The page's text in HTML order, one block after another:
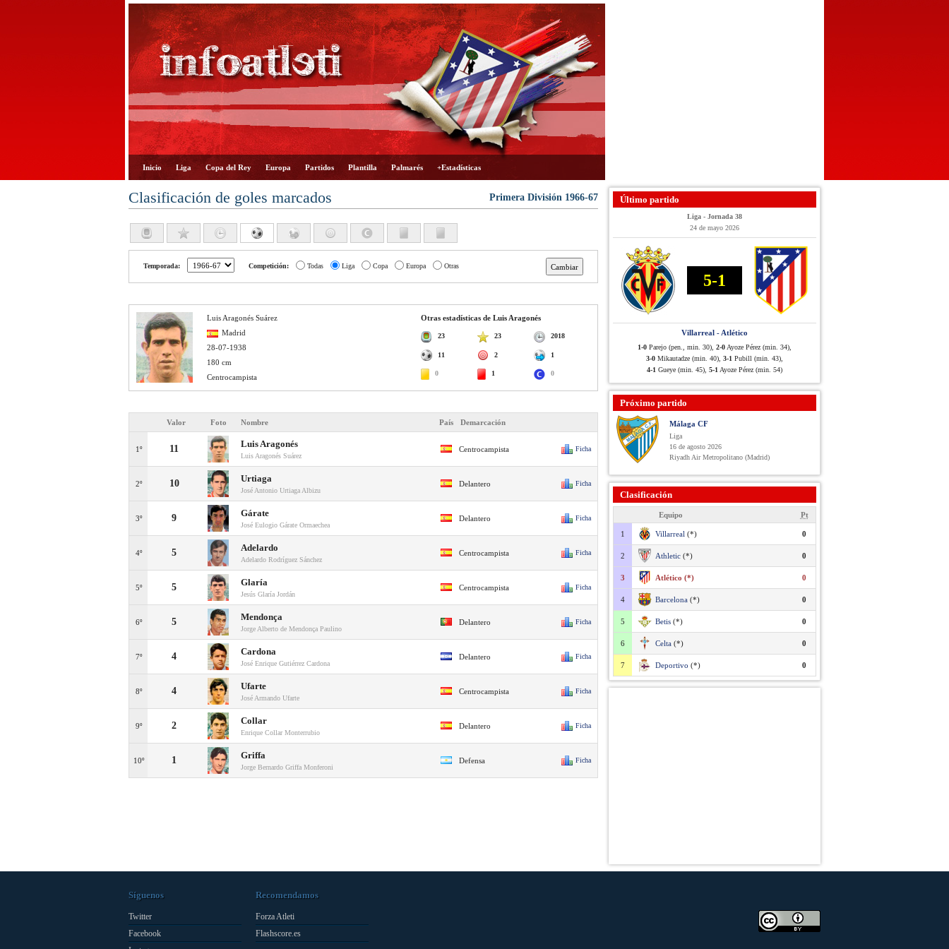
Inicio Liga Copa del Rey Europa Partidos Plantilla Palmarés +Estadísticas
Clasificación de goles marcados Primera División 1966-67
Temporada: Competición: Todas Liga Copa Europa Otras
Otras estadísticas de Luis Aragonés
23 23 2018
11 2 1
0 1 0
Luis Aragonés Suárez
Madrid
28-07-1938
180 cm
Centrocampista
Valor Foto Nombre País Demarcación
1º 11 Luis Aragonés
Luis Aragonés Suárez
Centrocampista Ficha
2º 10 Urtiaga
José Antonio Urtiaga Albizu
Delantero Ficha
3º 9 Gárate
José Eulogio Gárate Ormaechea
Delantero Ficha
4º 5 Adelardo
Adelardo Rodríguez Sánchez
Centrocampista Ficha
5º 5 Glaría
Jesús Glaría Jordán
Centrocampista Ficha
6º 5 Mendonça
Jorge Alberto de Mendonça Paulino
Delantero Ficha
7º 4 Cardona
José Enrique Gutiérrez Cardona
Delantero Ficha
8º 4 Ufarte
José Armando Ufarte
Centrocampista Ficha
9º 2 Collar
Enrique Collar Monterrubio
Delantero Ficha
10º 1 Griffa
Jorge Bernardo Griffa Monferoni
Defensa Ficha
Último partido
Liga - Jornada 38
24 de mayo 2026
5-1
Villarreal - Atlético
1-0 Parejo (pen., min. 30), 2-0 Ayoze Pérez (min. 34),
3-0 Mikautadze (min. 40), 3-1 Pubill (min. 43),
4-1 Gueye (min. 45), 5-1 Ayoze Pérez (min. 54)
Próximo partido
Málaga CF
Liga
16 de agosto 2026
Riyadh Air Metropolitano (Madrid)
Clasificación
Equipo Pt
1 Villarreal (*) 0
2 Athletic (*) 0
3 Atlético (*) 0
4 Barcelona (*) 0
5 Betis (*) 0
6 Celta (*) 0
7 Deportivo (*) 0
Síguenos
Twitter
Facebook
Recomendamos
Forza Atleti
Flashscore.es